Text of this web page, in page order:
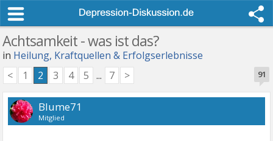
Achtsamkeit - was ist das?
in Heilung, Kraftquellen & Erfolgserlebnisse
91
< 1 2 3 4 5 ... 7 >
Blume71
Mitglied